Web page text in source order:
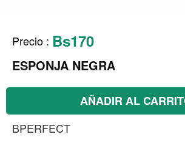
Precio : Bs170
ESPONJA NEGRA
AÑADIR AL
BPERFECT